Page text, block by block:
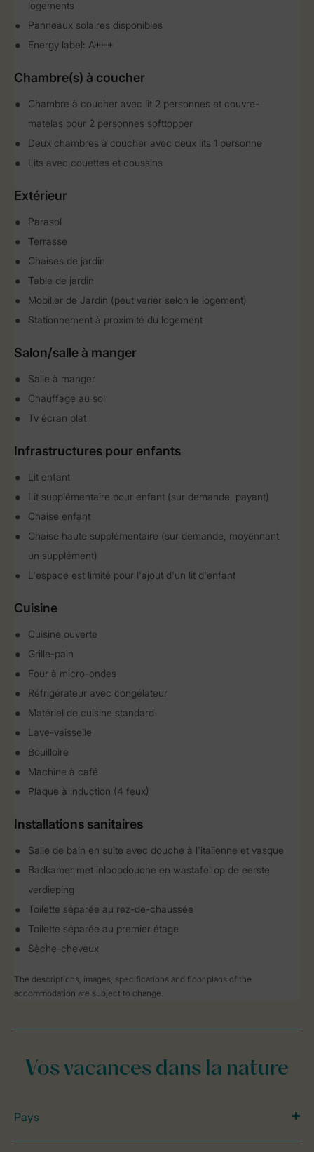
logements
Panneaux solaires disponibles
Energy label: A+++
Chambre(s) à coucher
Chambre à coucher avec lit 2 personnes et couvre-
matelas pour 2 personnes softtopper
Deux chambres à coucher avec deux lits 1 personne
Lits avec couettes et coussins
Extérieur
Parasol
Terrasse
Chaises de jardin
Table de jardin
Mobilier de Jardin (peut varier selon le logement)
Stationnement à proximité du logement
Salon/salle à manger
Salle à manger
Chauffage au sol
Tv écran plat
Infrastructures pour enfants
Lit enfant
Lit supplémentaire pour enfant (sur demande, payant)
Chaise enfant
Chaise haute supplémentaire (sur demande, moyennant
un supplément)
L'espace est limité pour l'ajout d'un lit d'enfant
Cuisine
Cuisine ouverte
Grille-pain
Four à micro-ondes
Réfrigérateur avec congélateur
Matériel de cuisine standard
Lave-vaisselle
Bouilloire
Machine à café
Plaque à induction (4 feux)
Installations sanitaires
Salle de bain en suite avec douche à l'italienne et vasque
Badkamer met inloopdouche en wastafel op de eerste
verdieping
Toilette séparée au rez-de-chaussée
Toilette séparée au premier étage
Sèche-cheveux
The descriptions, images, specifications and floor plans of the
accommodation are subject to change.
Vos vacances dans la nature
Pays